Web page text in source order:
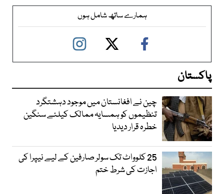
ہمارے ساتھ شامل ہوں
پاکستان
چین نے افغانستان میں موجود دہشتگرد
تنظیموں کو ہمسایہ ممالک کیلئے سنگین
خطرہ قرار دیدیا
25 کلوواٹ تک سولر صارفین کے لیے نیپرا کی
اجازت کی شرط ختم